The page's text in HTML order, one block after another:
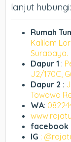
lanjut hubungi:
Rumah
Kalilom
Surabaya.
Dapur 1 :
J2/170C,
Dapur 2 :
Towowo
WA:
facebook
IG :